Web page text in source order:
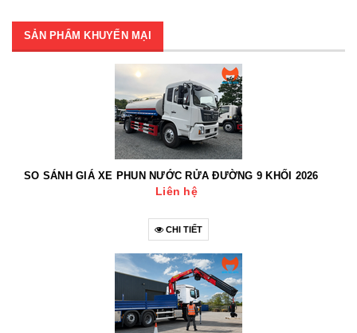
SẢN PHẨM KHUYẾN MẠI
SO SÁNH GIÁ XE PHUN NƯỚC RỬA ĐƯỜNG 9 KHỐI 2026
Liên hệ
CHI TIẾT